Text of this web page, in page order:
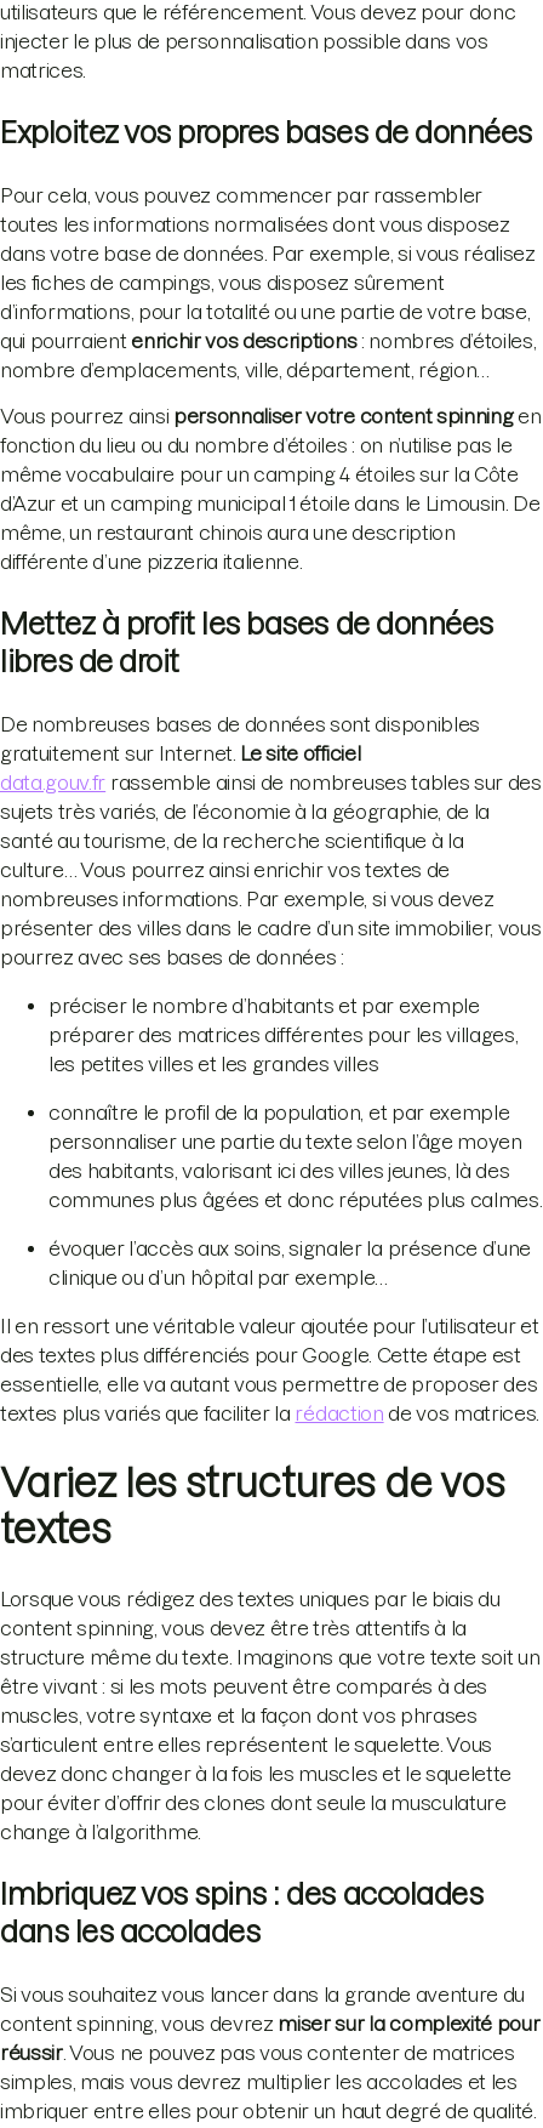
utilisateurs que le référencement. Vous devez pour donc
injecter le plus de personnalisation possible dans vos
matrices.
Exploitez vos propres bases de données
Pour cela, vous pouvez commencer par rassembler
toutes les informations normalisées dont vous disposez
dans votre base de données. Par exemple, si vous réalisez
les fiches de campings, vous disposez sûrement
d’informations, pour la totalité ou une partie de votre base,
qui pourraient enrichir vos descriptions: nombres d’étoiles,
nombre d’emplacements, ville, département, région…
Vous pourrez ainsi personnaliser votre content spinningen
fonction du lieu ou du nombre d’étoiles : on n’utilise pas le
même vocabulaire pour un camping 4 étoiles sur la Côte
d’Azur et un camping municipal 1 étoile dans le Limousin. De
même, un restaurant chinois aura une description
différente d’une pizzeria italienne.
Mettez à profit les bases de données
libres de droit
De nombreuses bases de données sont disponibles
gratuitement sur Internet. Le site officiel
data.gouv.fr rassemble ainsi de nombreuses tables sur des
sujets très variés, de l’économie à la géographie, de la
santé au tourisme, de la recherche scientifique à la
culture… Vous pourrez ainsi enrichir vos textes de
nombreuses informations. Par exemple, si vous devez
présenter des villes dans le cadre d’un site immobilier, vous
pourrez avec ses bases de données :
préciser le nombre d’habitants et par exemple
préparer des matrices différentes pour les villages,
les petites villes et les grandes villes
connaître le profil de la population, et par exemple
personnaliser une partie du texte selon l’âge moyen
des habitants, valorisant ici des villes jeunes, là des
communes plus âgées et donc réputées plus calmes.
évoquer l’accès aux soins, signaler la présence d’une
clinique ou d’un hôpital par exemple…
Il en ressort une véritable valeur ajoutée pour l’utilisateur et
des textes plus différenciés pour Google. Cette étape est
essentielle, elle va autant vous permettre de proposer des
textes plus variés que faciliter la rédaction de vos matrices.
Variez les structures de vos
textes
Lorsque vous rédigez des textes uniques par le biais du
content spinning, vous devez être très attentifs à la
structure même du texte. Imaginons que votre texte soit un
être vivant : si les mots peuvent être comparés à des
muscles, votre syntaxe et la façon dont vos phrases
s’articulent entre elles représentent le squelette. Vous
devez donc changer à la fois les muscles et le squelette
pour éviter d’offrir des clones dont seule la musculature
change à l’algorithme.
Imbriquez vos spins : des accolades
dans les accolades
Si vous souhaitez vous lancer dans la grande aventure du
content spinning, vous devrez miser sur la complexité pour
réussir. Vous ne pouvez pas vous contenter de matrices
simples, mais vous devrez multiplier les accolades et les
imbriquer entre elles pour obtenir un haut degré de qualité.